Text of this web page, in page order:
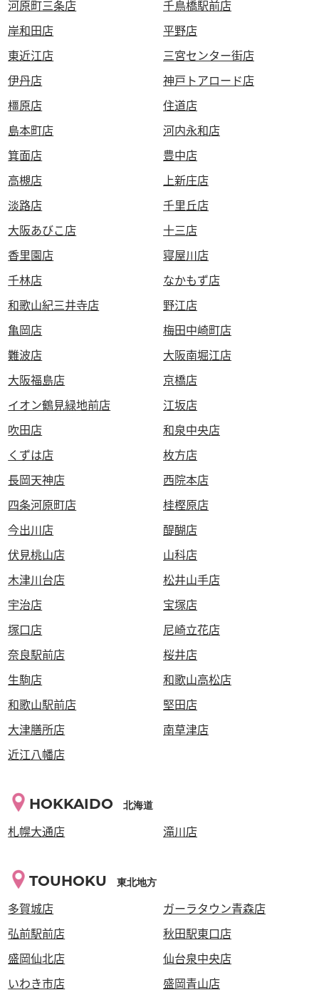
河原町三条店
千鳥橋駅前店
岸和田店
平野店
東近江店
三宮センター街店
伊丹店
神戸トアロード店
橿原店
住道店
島本町店
河内永和店
箕面店
豊中店
高槻店
上新庄店
淡路店
千里丘店
大阪あびこ店
十三店
香里園店
寝屋川店
千林店
なかもず店
和歌山紀三井寺店
野江店
亀岡店
梅田中崎町店
難波店
大阪南堀江店
大阪福島店
京橋店
イオン鶴見緑地前店
江坂店
吹田店
和泉中央店
くずは店
枚方店
長岡天神店
西院本店
四条河原町店
桂樫原店
今出川店
醍醐店
伏見桃山店
山科店
木津川台店
松井山手店
宇治店
宝塚店
塚口店
尼崎立花店
奈良駅前店
桜井店
生駒店
和歌山高松店
和歌山駅前店
堅田店
大津膳所店
南草津店
近江八幡店
HOKKAIDO 北海道
札幌大通店 滝川店
TOUHOKU 東北地方
多賀城店
ガーラタウン青森店
弘前駅前店
秋田駅東口店
盛岡仙北店
仙台泉中央店
いわき市店
盛岡青山店